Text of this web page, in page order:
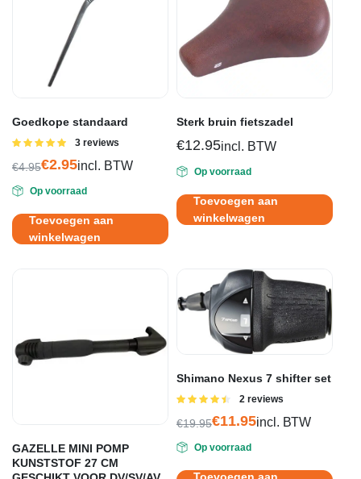
Goedkope standaard
Gewaardeerd
3 reviews
€4.95
prijs
was:
€4.95.
€2.95
prijs
is:
€2.95.
incl. BTW
Op voorraad
Toevoegen aan
winkelwagen
Sterk bruin fietszadel
€12.95incl. BTW
Op voorraad
Toevoegen aan
winkelwagen
GAZELLE MINI POMP
KUNSTSTOF 27 CM
Shimano Nexus 7 shifter set
Gewaardeerd
2 reviews
€19.95
prijs
was:
€11.95
prijs
is:
incl. BTW
Op voorraad